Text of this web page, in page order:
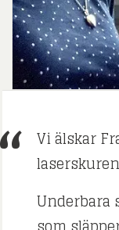
Vi älskar
Underbara